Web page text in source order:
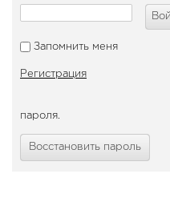
Запомнить меня
Регистрация
пароля.
Восстановить пароль